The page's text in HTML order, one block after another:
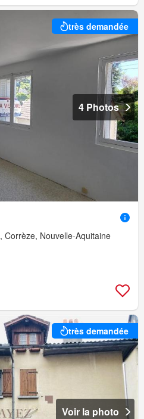
très demandée
4 Photos
Corrèze, Nouvelle-Aquitaine
très demandée
Voir la photo